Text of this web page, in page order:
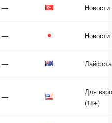
—
—
—
—
Для
(18+)